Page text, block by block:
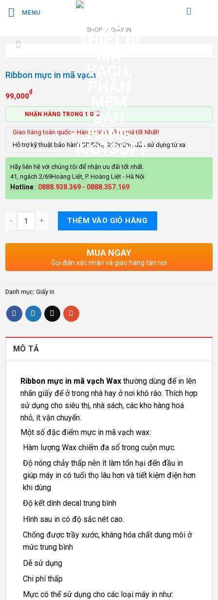
qua
MENU
SHOP / GIẤY IN
Ribbon mực in mã vạch
99,000₫
NHẬN HÀNG TRONG 1 GIỜ
Giao hàng toàn quốc– Hàng chính hãng giá tốt Nhất!
Hỗ trợ kỹ thuật bảo hành SP. Đăng ký hướng dẫn sử dụng từ xa
Hãy liên hệ với chúng tôi để nhận ưu đãi tốt nhất.
41, ngách 2/69Hoàng Liệt, P. Hoàng Liệt - Hà Nội
Hotline: 0888.938.369 - 0888.357.169
THÊM VÀO GIỎ HÀNG
MUA NGAY
Gọi điện xác nhận và giao hàng tận nơi
Danh mục: Giấy in
MÔ TẢ
Ribbon mực in mã vạch Wax thường dùng để in lên
nhãn giấy để ở trong nhà hay ở nơi khô ráo. Thích hợp
sử dụng cho siêu thị, nhà sách, các kho hàng hoá
nhỏ, ít vận chuyển.
Một số đặc điểm mực in mã vạch wax:
Hàm lượng Wax chiếm đa số trong cuộn mực.
Độ nóng chảy thấp nên ít làm tổn hại đến đầu in
giúp máy in có tuổi thọ lâu hơn và tiết kiệm điện hơn
khi dùng
Độ kết dính decal trung bình
Hình sau in có độ sắc nét cao.
Chống được trầy xước, kháng hóa chất dung môi ở
mức trung bình
Dễ sử dụng
Chi phí thấp
Mực có thể sử dụng cho các loại máy in như: